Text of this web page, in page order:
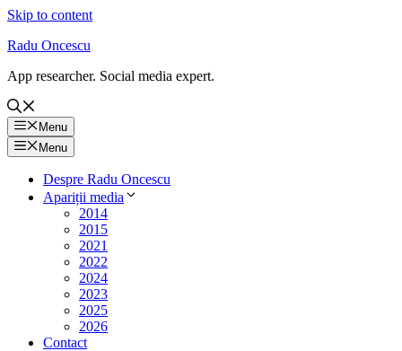
Skip to content
Radu Oncescu
App researcher. Social media expert.
Menu
Menu
Despre Radu Oncescu
Apariții media
2014
2015
2021
2022
2024
2023
2025
2026
Contact